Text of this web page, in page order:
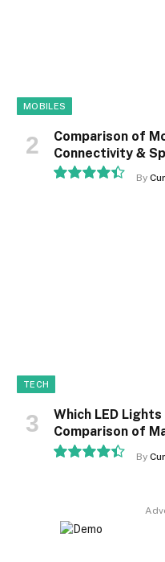
MOBILES
Comparison of
Connectivity &
By
TECH
Which LED
Comparison of
By